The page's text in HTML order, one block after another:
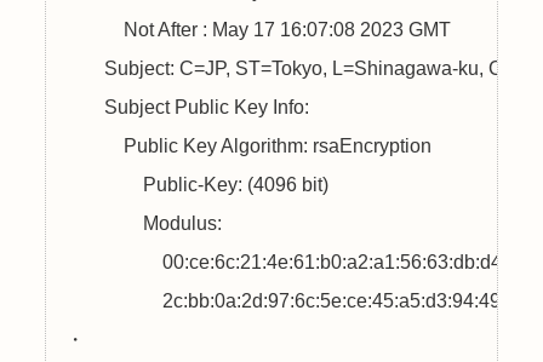
            Not After : May 17 16:07:08 2023 GMT
        Subject: C=JP, ST=Tokyo, L=Shinagawa-ku, CN=
        Subject Public Key Info:
            Public Key Algorithm: rsaEncryption
                Public-Key: (4096 bit)
                Modulus:
・